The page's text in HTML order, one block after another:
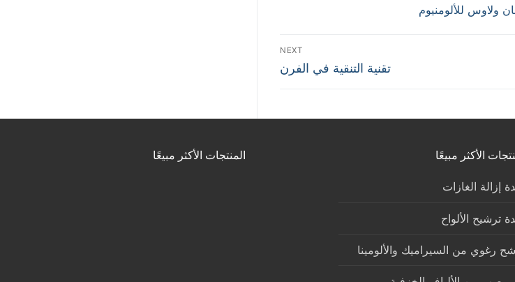
ولاوس للألومنيوم
NEXT
Next
تقنية التنقية في الفرن
الأكثر مبيعًا
إزالة الغازات
ترشيح الألواح
رغوي من السيراميك والألومينا
المنتجات الأكثر مبيعًا